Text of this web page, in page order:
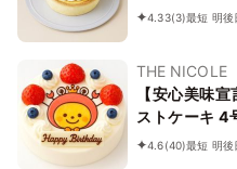
選んで楽し
4.33(3)最短 明後
THE NICOLE
【安心美味
ストケーキ 4
4.6(40)最短 明後